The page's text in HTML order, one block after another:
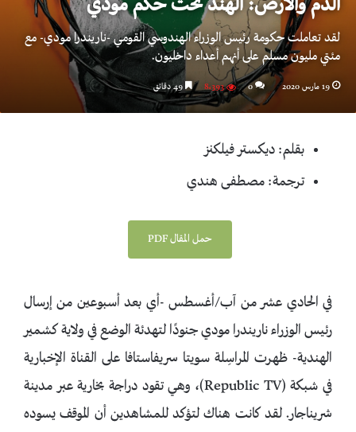
الدم والأرض: الهند تحت حكم مودي
لقد تعاملت حكومة رئيس الوزراء الهندوسي القومي -ناريندرا مودي- مع
مئتي مليون مسلم على أنهم أعداء داخليون.
19 مارس 2020 0 8٬393
بقلم: ديكستر فيلكنز
ترجمة: مصطفى هندي
حمل المقال PDF
في الحادي عشر من آب/أغسطس -أي بعد أسبوعين من إرسال
رئيس الوزراء ناريندرا مودي جنودًا لتهدئة الوضع في ولاية كشمير
الهندية- ظهرت المراسِلة سويتا سريفاستافا على القناة الإخبارية
في شبكة (Republic TV)، وهي تقود دراجة بخارية عبر مدينة
شريناجار. لقد كانت هناك لتؤكد للمشاهدين أن الموقف يسوده